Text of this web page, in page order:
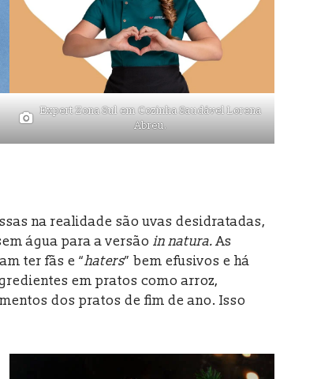
Expert Zona Sul em Cozinha Saudável Lorena
Abreu.
na realidade são uvas desidratadas,
água para a versão in natura.As
ter fãs e “haters” bem efusivos e há
em pratos como arroz,
dos pratos de fim de ano. Isso